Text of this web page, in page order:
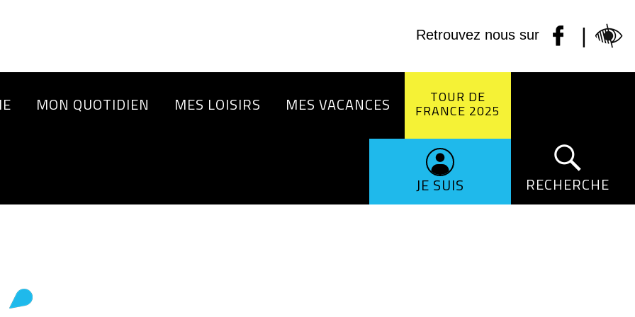
Retrouvez nous sur |
MON QUOTIDIEN MES LOISIRS MES VACANCES TOUR DE
FRANCE 2025
JE SUIS RECHERCHE